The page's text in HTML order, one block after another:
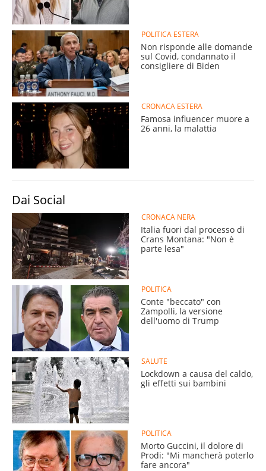
POLITICA ESTERA
Non risponde alle domande
sul Covid, condannato il
consigliere di Biden
CRONACA ESTERA
Famosa influencer muore a
26 anni, la malattia
Dai Social
CRONACA NERA
Italia fuori dal processo di
Crans Montana: "Non è
parte lesa"
POLITICA
Conte "beccato" con
Zampolli, la versione
dell'uomo di Trump
SALUTE
Lockdown a causa del caldo,
gli effetti sui bambini
POLITICA
Morto Guccini, il dolore di
Prodi: "Mi mancherà poterlo
fare ancora"